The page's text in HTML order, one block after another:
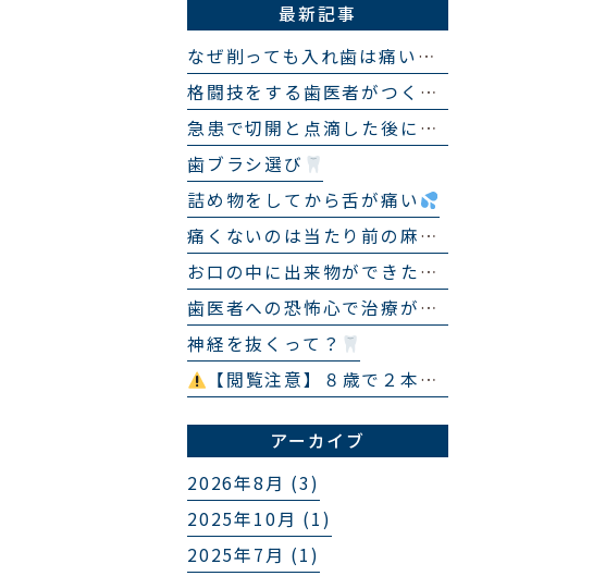
最新記事
なぜ削っても入れ歯は痛いままなのか？
格闘技をする歯医者がつくる「スポーツ用マウスピース」
急患で切開と点滴した後に来院せず、１ヶ月後にまた急患で来院され、まったく同じ処置をした話
歯ブラシ選び
詰め物をしてから舌が痛い
痛くないのは当たり前の麻酔
お口の中に出来物ができた？
歯医者への恐怖心で治療ができない…
神経を抜くって？
【閲覧注意】８歳で２本の埋伏過剰歯
アーカイブ
2026年8月 (3)
2025年10月 (1)
2025年7月 (1)